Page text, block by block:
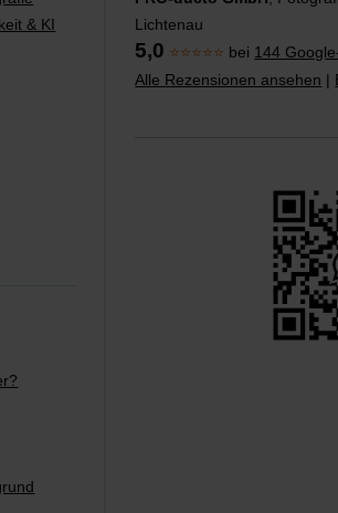
& KI
Lichtenau
5,0 ⭐⭐⭐⭐⭐ bei 144
Alle Rezensionen ansehen |